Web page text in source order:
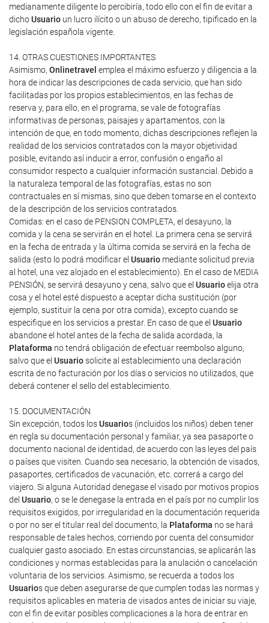
medianamente diligente lo percibiría, todo ello con el fin de evitar a
dichoUsuario un lucro ilícito o un abuso de derecho, tipificado en la
legislación española vigente.
14. OTRAS CUESTIONES IMPORTANTES
Asimismo, Onlinetravel emplea el máximo esfuerzo y diligencia a la
hora de indicar las descripciones de cada servicio, que han sido
facilitadas por los propios establecimientos, en las fechas de
reserva y, para ello, en el programa, se vale de fotografías
informativas de personas, paisajes y apartamentos, con la
intención de que, en todo momento, dichas descripciones reflejen la
realidad de los servicios contratados con la mayor objetividad
posible, evitando así inducir a error, confusión o engaño al
consumidor respecto a cualquier información sustancial. Debido a
la naturaleza temporal de las fotografías, estas no son
contractuales en sí mismas, sino que deben tomarse en el contexto
de la descripción de los servicios contratados.
Comidas: en el caso de PENSION COMPLETA, el desayuno, la
comida y la cena se servirán en el hotel. La primera cena se servirá
en la fecha de entrada y la última comida se servirá en la fecha de
salida (esto lo podrá modificar el Usuario mediante solicitud previa
al hotel, una vez alojado en el establecimiento). En el caso de MEDIA
PENSIÓN, se servirá desayuno y cena, salvo que el Usuarioelija otra
cosa y el hotel esté dispuesto a aceptar dicha sustitución (por
ejemplo, sustituir la cena por otra comida), excepto cuando se
especifique en los servicios a prestar. En caso de que el Usuario
abandone el hotel antes de la fecha de salida acordada, la
Plataforma no tendrá obligación de efectuar reembolso alguno,
salvo que el Usuariosolicite al establecimiento una declaración
escrita de no facturación por los días o servicios no utilizados, que
deberá contener el sello del establecimiento.
15. DOCUMENTACIÓN
Sin excepción, todos losUsuarios (incluidos los niños) deben tener
en regla su documentación personal y familiar, ya sea pasaporte o
documento nacional de identidad, de acuerdo con las leyes del país
o países que visiten. Cuando sea necesario, la obtención de visados,
pasaportes, certificados de vacunación, etc. correrá a cargo del
viajero. Si alguna Autoridad denegase el visado por motivos propios
del Usuario, o se le denegase la entrada en el país por no cumplir los
requisitos exigidos, por irregularidad en la documentación requerida
o por no ser el titular real del documento, la Plataforma no se hará
responsable de tales hechos, corriendo por cuenta del consumidor
cualquier gasto asociado. En estas circunstancias, se aplicarán las
condiciones y normas establecidas para la anulación o cancelación
voluntaria de los servicios. Asimismo, se recuerda a todos los
Usuarios que deben asegurarse de que cumplen todas las normas y
requisitos aplicables en materia de visados antes de iniciar su viaje,
con el fin de evitar posibles complicaciones a la hora de entrar en